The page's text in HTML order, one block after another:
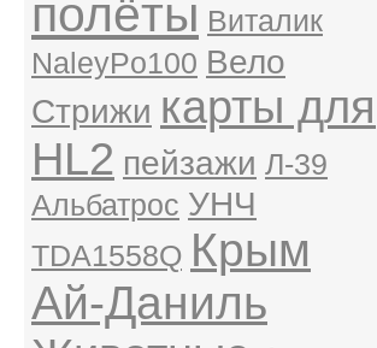
полёты Виталик
NaleyPo100 Вело
Стрижи карты для
HL2 пейзажи Л-39
Альбатрос УНЧ
TDA1558Q Крым
Ай-Даниль